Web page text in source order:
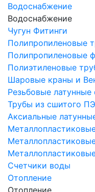
Водоснабжение
Водоснабжение
Чугун Фитинги
Полипропиленовые
Полипропиленовые
Полиэтиленовые
Шаровые краны и
Резьбовые латунные
Трубы из сшитого
Аксиальные
Счетчики воды
Отопление
Отопление